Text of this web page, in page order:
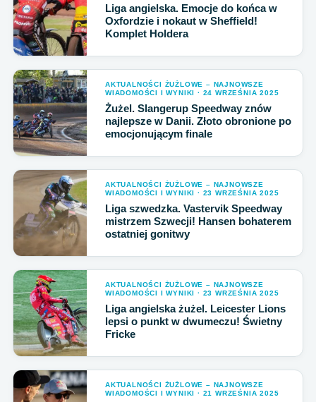
Liga angielska. Emocje do końca w
Oxfordzie i nokaut w Sheffield!
Komplet Holdera
AKTUALNOŚCI ŻUŻLOWE – NAJNOWSZE
WIADOMOŚCI I WYNIKI · 24 WRZEŚNIA 2025
Żużel. Slangerup Speedway znów
najlepsze w Danii. Złoto obronione po
emocjonującym finale
AKTUALNOŚCI ŻUŻLOWE – NAJNOWSZE
WIADOMOŚCI I WYNIKI · 23 WRZEŚNIA 2025
Liga szwedzka. Vastervik Speedway
mistrzem Szwecji! Hansen bohaterem
ostatniej gonitwy
AKTUALNOŚCI ŻUŻLOWE – NAJNOWSZE
WIADOMOŚCI I WYNIKI · 23 WRZEŚNIA 2025
Liga angielska żużel. Leicester Lions
lepsi o punkt w dwumeczu! Świetny
Fricke
AKTUALNOŚCI ŻUŻLOWE – NAJNOWSZE
WIADOMOŚCI I WYNIKI · 21 WRZEŚNIA 2025